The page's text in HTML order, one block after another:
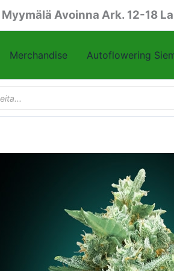
Avoinna Ark. 12-18
Merchandise Autoflowering